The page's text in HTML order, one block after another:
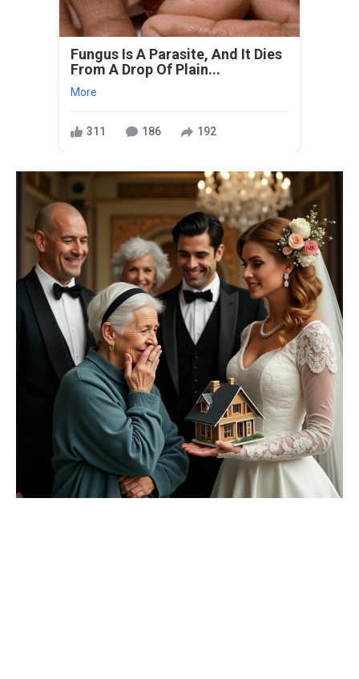
Fungus Is A Parasite, And It Dies
From A Drop Of Plain...
More
311 186 192